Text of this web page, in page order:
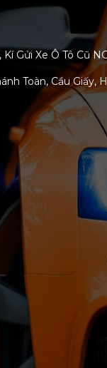
Gửi Xe Ô Tô Cũ
Toàn, Cầu Giấy,